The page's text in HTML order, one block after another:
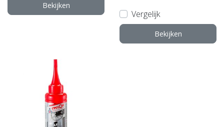
Bekijken
Vergelijk
Bekijken